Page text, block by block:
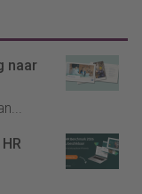
naar